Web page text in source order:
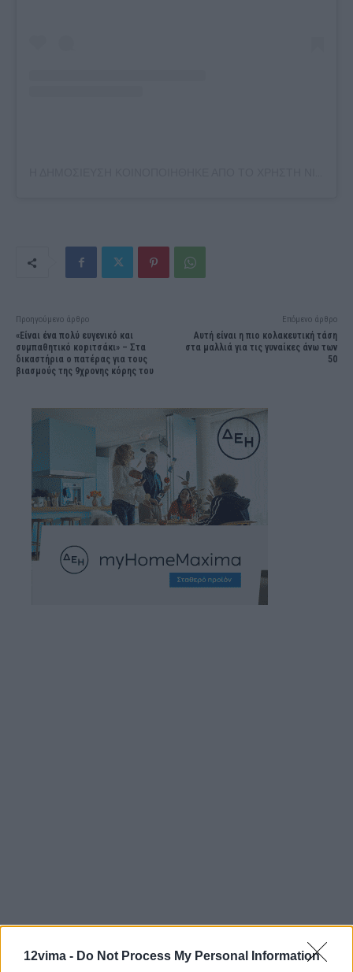
12vima - Do Not Process My Personal Information
Προηγούμενο άρθρο
«Είναι ένα πολύ ευγενικό και
συμπαθητικό κοpιτσάκι» – Στα
δικαστήρια ο πατέρας για τους
βιασμούς της 9χρονης κόρης του
Επόμενο άρθρο
Αυτή είναι η πιο κολακευτική τάση
στα μαλλιά για τις γυναίκες άνω των
50